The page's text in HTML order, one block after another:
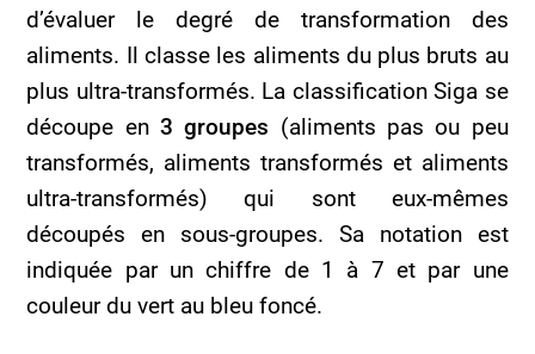
d’évaluer le degré de transformation des
aliments. Il classe les aliments du plus bruts au
plus ultra-transformés. La classification Siga se
découpe en3 groupes (aliments pas ou peu
transformés, aliments transformés et aliments
ultra-transformés) qui sont eux-mêmes
découpés en sous-groupes. Sa notation est
indiquée par un chiffre de 1 à 7 et par une
couleur du vert au bleu foncé.